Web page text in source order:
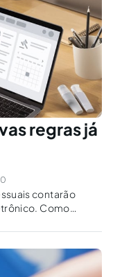
regras já
contarão
Como